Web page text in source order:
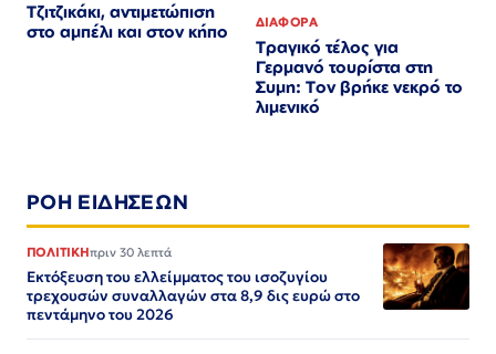
Τζιτζικάκι, αντιμετώπιση
στο αμπέλι και στον κήπο
ΔΙΑΦΟΡΑ
Τραγικό τέλος για
Γερμανό τουρίστα στη
Συμη: Τον βρήκε νεκρό το
λιμενικό
ΡΟΗ ΕΙΔΗΣΕΩΝ
ΠΟΛΙΤΙΚΗπριν 30 λεπτά
Εκτόξευση του ελλείμματος του ισοζυγίου
τρεχουσών συναλλαγών στα 8,9 δις ευρώ στο
πεντάμηνο του 2026